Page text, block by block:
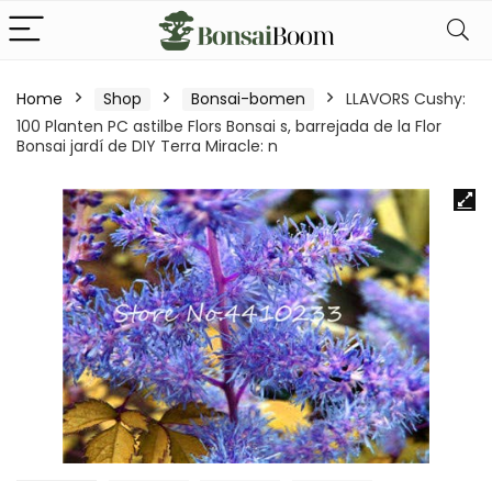
Home Shop Bonsai-bomen
LLAVORS Cushy:
100 Planten PC astilbe Flors Bonsai s, barrejada de la Flor
Bonsai jardí de DIY Terra Miracle: n